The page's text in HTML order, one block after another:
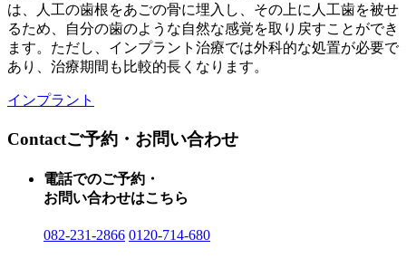
は、人工の歯根をあごの骨に埋入し、その上に人工歯を被せ
るため、自分の歯のような自然な感覚を取り戻すことができ
ます。ただし、インプラント治療では外科的な処置が必要で
あり、治療期間も比較的長くなります。
インプラント
Contactご予約・お問い合わせ
電話でのご予約・
お問い合わせはこちら
082-231-2866 0120-714-680